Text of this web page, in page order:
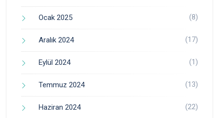
Ocak 2025 (8)
Aralık 2024 (17)
Eylül 2024 (1)
Temmuz 2024 (13)
Haziran 2024 (22)